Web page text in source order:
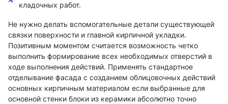
кладочных работ.
Не нужно делать вспомогательные детали существующей
связки поверхности и главной кирпичной укладки.
Позитивным моментом считается возможность четко
выполнить формирование всех необходимых отверстий в
ходе выполнения действий. Применять стандартное
отделывание фасада с созданием облицовочных действий
основных кирпичным материалом если выбранные для
основной стенки блоки из керамики абсолютно точно